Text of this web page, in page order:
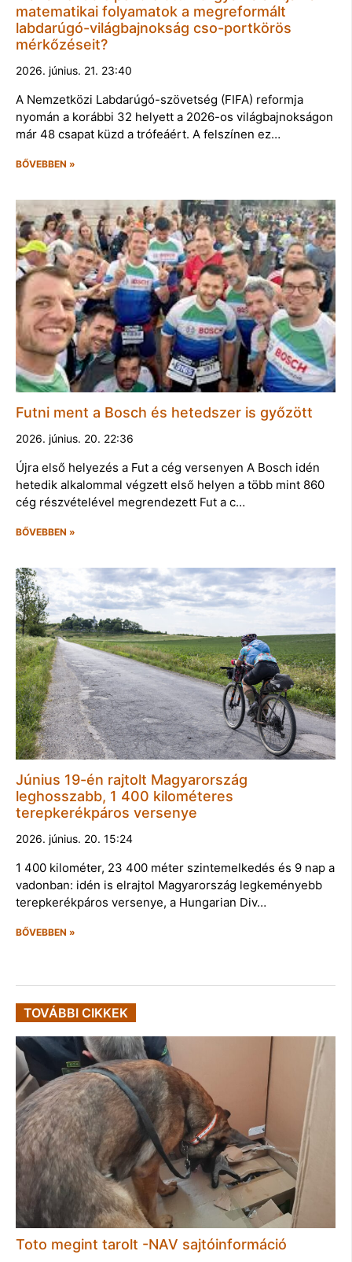
matematikai folyamatok a megreformált
labdarúgó-világbajnokság cso-portkörös
mérkőzéseit?
2026. június. 21. 23:40
A Nemzetközi Labdarúgó-szövetség (FIFA) reformja
nyomán a korábbi 32 helyett a 2026-os világbajnokságon
már 48 csapat küzd a trófeáért. A felszínen ez…
BŐVEBBEN »
Futni ment a Bosch és hetedszer is győzött
2026. június. 20. 22:36
Újra első helyezés a Fut a cég versenyen A Bosch idén
hetedik alkalommal végzett első helyen a több mint 860
cég részvételével megrendezett Fut a c…
BŐVEBBEN »
Június 19-én rajtolt Magyarország
leghosszabb, 1 400 kilométeres
terepkerékpáros versenye
2026. június. 20. 15:24
1 400 kilométer, 23 400 méter szintemelkedés és 9 nap a
vadonban: idén is elrajtol Magyarország legkeményebb
terepkerékpáros versenye, a Hungarian Div…
BŐVEBBEN »
TOVÁBBI CIKKEK
Toto megint tarolt -NAV sajtóinformáció